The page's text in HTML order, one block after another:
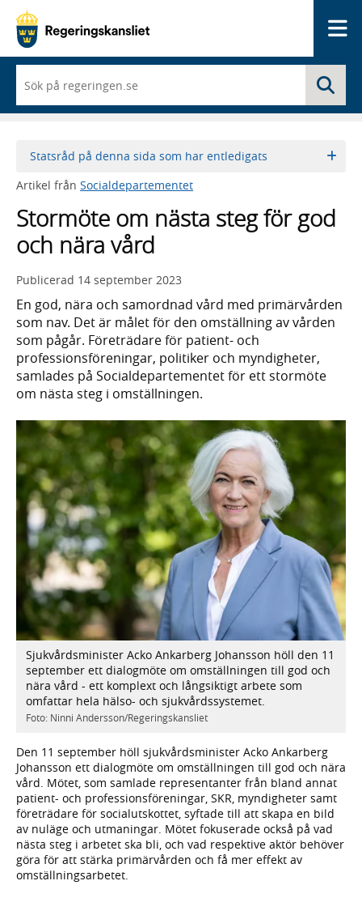
du
börjar
skriva
framträder
lista
med
sökförslag
Statsråd på denna sida som har entledigats
Artikel från Socialdepartementet
Stormöte om nästa steg för god
och nära vård
Publicerad 14 september 2023
En god, nära och samordnad vård med primärvården
som nav. Det är målet för den omställning av vården
som pågår. Företrädare för patient- och
professionsföreningar, politiker och myndigheter,
samlades på Socialdepartementet för ett stormöte
om nästa steg i omställningen.
Sjukvårdsminister Acko Ankarberg Johansson höll den 11
september ett dialogmöte om omställningen till god och
nära vård - ett komplext och långsiktigt arbete som
omfattar hela hälso- och sjukvårdssystemet.
Foto: Ninni Andersson/Regeringskansliet
Den 11 september höll sjukvårdsminister Acko Ankarberg
Johansson ett dialogmöte om omställningen till god och nära
vård. Mötet, som samlade representanter från bland annat
patient- och professionsföreningar, SKR, myndigheter samt
företrädare för socialutskottet, syftade till att skapa en bild
av nuläge och utmaningar. Mötet fokuserade också på vad
nästa steg i arbetet ska bli, och vad respektive aktör behöver
göra för att stärka primärvården och få mer effekt av
omställningsarbetet.